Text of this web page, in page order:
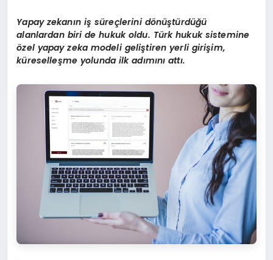
Yapay zekanın iş süreçlerini dönüştürdüğü
alanlardan biri de hukuk oldu. Türk hukuk sistemine
özel yapay zeka modeli geliştiren yerli girişim,
küreselleşme yolunda ilk adımınıattı.